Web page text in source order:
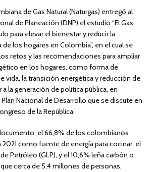
de Gas Natural (Naturgas) entregó al
de Planeación (DNP) el estudio “El Gas
para elevar el bienestar y reducir la
los hogares en Colombia”, en el cual se
retos y las recomendaciones para ampliar
en los hogares, como forma de
vida, la transición energética y reducción de
a la generación de política pública, en
Nacional de Desarrollo que se discute en
de la República.
el 66,8% de los colombianos
2021 como fuente de energía para cocinar, el
Petróleo (GLP), y el 10,6% leña carbón o
cerca de 5,4 millones de personas,